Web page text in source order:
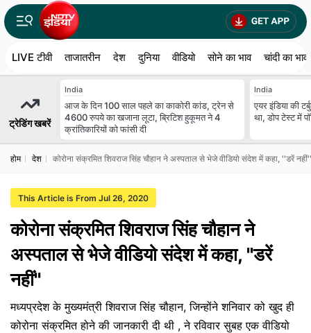
LIVE टीवी ताजातरीन देश दुनिया वीडियो सोने का भाव चांदी का भाव
ट्रेडिंग खबरें
India
आज के दिन 100 साल पहले का काकोरी कांड, ट्रेन से
4600 रुपये का खजाना लूटा, ब्रिटिश हुकूमत ने 4
क्रांतिकारियों को फांसी दी
India
एयर इंडिया की
था, डोप टेस्ट में
होम देश कोरोना संक्रमित शिवराज सिंह चौहान ने अस्पताल से भेजे वीडियो संदेश में कहा, ''डरें नहीं''
This Article is From Jul 26, 2020
कोरोना संक्रमित शिवराज सिंह चौहान ने
अस्पताल से भेजे वीडियो संदेश में कहा, ''डरें
नहीं''
मध्यप्रदेश के मुख्यमंत्री शिवराज सिंह चौहान, जिन्होंने शनिवार को खुद ही
कोरोना संक्रमित होने की जानकारी दी थी , ने रविवार सुबह एक वीडियो